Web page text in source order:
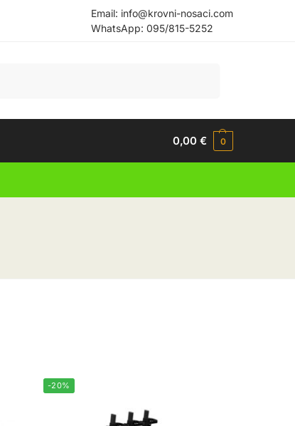
Email: info@krovni-nosaci.com
WhatsApp: 095/815-5252
0,00€ 0
-20%